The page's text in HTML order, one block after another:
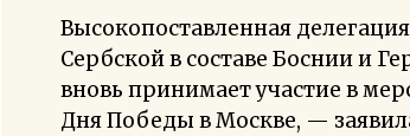
Высокопоставленная
Сербской в составе Боснии и
вновь принимает участие в
Дня Победы в Москве, —